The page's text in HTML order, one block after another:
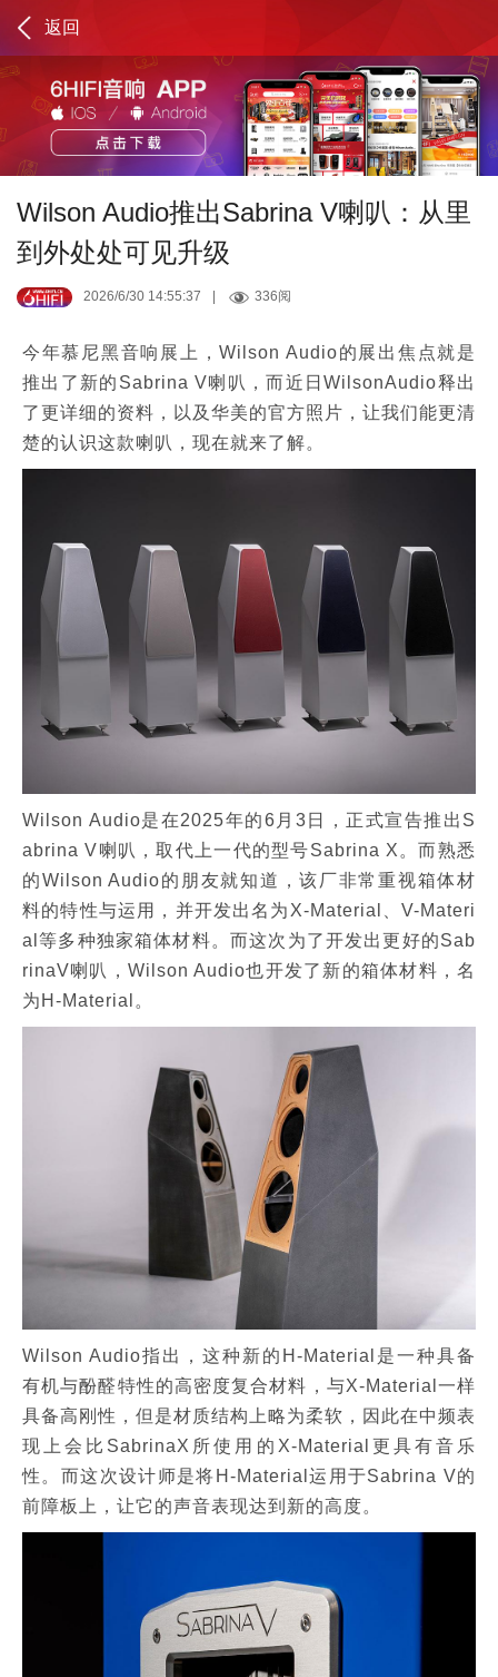
返回
Wilson Audio推出Sabrina V喇叭：从里
到外处处可见升级
2026/6/30 14:55:37 336阅
今年慕尼黑音响展上，Wilson Audio的展出焦点就是
推出了新的Sabrina V喇叭，而近日WilsonAudio释出
了更详细的资料，以及华美的官方照片，让我们能更清
楚的认识这款喇叭，现在就来了解。
Wilson Audio是在2025年的6月3日，正式宣告推出S
abrina V喇叭，取代上一代的型号Sabrina X。而熟悉
的Wilson Audio的朋友就知道，该厂非常重视箱体材
料的特性与运用，并开发出名为X-Material、V-Materi
al等多种独家箱体材料。而这次为了开发出更好的Sab
rinaV喇叭，Wilson Audio也开发了新的箱体材料，名
为H-Material。
Wilson Audio指出，这种新的H-Material是一种具备
有机与酚醛特性的高密度复合材料，与X-Material一样
具备高刚性，但是材质结构上略为柔软，因此在中频表
现上会比SabrinaX所使用的X-Material更具有音乐
性。而这次设计师是将H-Material运用于Sabrina V的
前障板上，让它的声音表现达到新的高度。